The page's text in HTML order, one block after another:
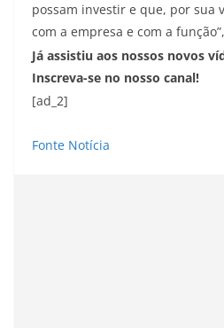
possam investir e que, por sua
com a empresa e com a
Já assistiu aos nossos novos
Inscreva-se no nosso canal!
[ad_2]
Fonte Notícia